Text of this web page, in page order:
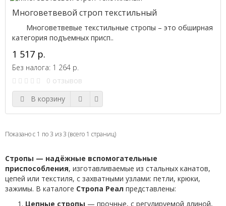
Многоветвевой строп текстильный
Многоветвевые текстильные стропы – это обширная
категория подъемных присп..
1 517 р.
Без налога: 1 264 р.
0 отзывов
В корзину
Показано с 1 по 3 из 3 (всего 1 страниц)
Стропы — надёжные вспомогательные
приспособления, изготавливаемые из стальных канатов,
цепей или текстиля, с захватными узлами: петли, крюки,
зажимы. В каталоге Стропа Реал представлены:
Цепные стропы — прочные, с регулируемой длиной,